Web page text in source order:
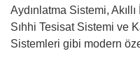
Aydınlatma Sistemi,
Sıhhi Tesisat Sistemi ve
Sistemleri gibi modern